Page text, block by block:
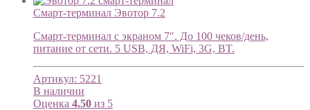
Смарт-терминал Эвотор 7.2
Смарт-терминал с экраном 7″. До 100 чеков/день,
питание от сети. 5 USB, ДЯ, WiFi, 3G, BT.
Артикул: 5221
В наличии
Оценка 4.50 из 5